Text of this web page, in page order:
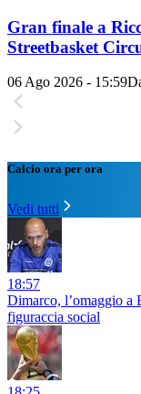
Gran finale a
Streetbasket
06 Ago 2026 - 15:59
Calcio ora per ora
Vedi tutti
18:57
Dimarco, l’omaggio a
figuraccia social